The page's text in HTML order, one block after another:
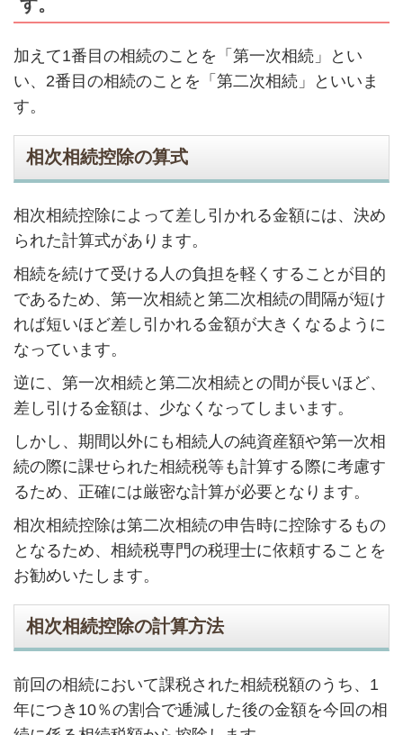
す。
加えて1番目の相続のことを「第一次相続」とい
い、2番目の相続のことを「第二次相続」といいま
す。
相次相続控除の算式
相次相続控除によって差し引かれる金額には、決め
られた計算式があります。
相続を続けて受ける人の負担を軽くすることが目的
であるため、第一次相続と第二次相続の間隔が短け
れば短いほど差し引かれる金額が大きくなるように
なっています。
逆に、第一次相続と第二次相続との間が長いほど、
差し引ける金額は、少なくなってしまいます。
しかし、期間以外にも相続人の純資産額や第一次相
続の際に課せられた相続税等も計算する際に考慮す
るため、正確には厳密な計算が必要となります。
相次相続控除は第二次相続の申告時に控除するもの
となるため、相続税専門の税理士に依頼することを
お勧めいたします。
相次相続控除の計算方法
前回の相続において課税された相続税額のうち、1
年につき10％の割合で逓減した後の金額を今回の相